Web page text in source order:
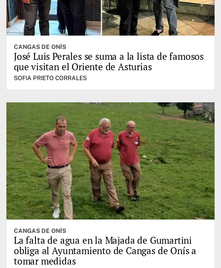
CANGAS DE ONÍS
José Luis Perales se suma a la lista de famosos
que visitan el Oriente de Asturias
SOFIA PRIETO CORRALES
CANGAS DE ONÍS
La falta de agua en la Majada de Gumartini
obliga al Ayuntamiento de Cangas de Onís a
tomar medidas